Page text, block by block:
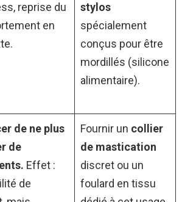
reprise du
en
stylos
spécialement
conçus pour être
mordillés (silicone
alimentaire).
de ne plus
de
Effet :
de
Fournir un collier
de mastication
discret ou un
foulard en tissu